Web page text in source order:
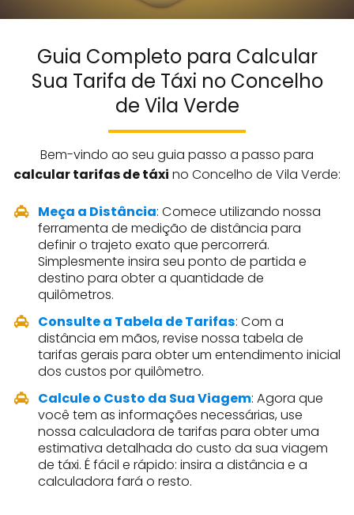
Guia Completo para Calcular
Sua Tarifa de Táxi no Concelho
de Vila Verde
Bem-vindo ao seu guia passo a passo para
calcular tarifas de táxi no Concelho de Vila Verde:
Meça a Distância: Comece utilizando nossa
ferramenta de medição de distância para
definir o trajeto exato que percorrerá.
Simplesmente insira seu ponto de partida e
destino para obter a quantidade de
quilômetros.
Consulte a Tabela de Tarifas: Com a
distância em mãos, revise nossa tabela de
tarifas gerais para obter um entendimento inicial
dos custos por quilômetro.
Calcule o Custo da Sua Viagem: Agora que
você tem as informações necessárias, use
nossa calculadora de tarifas para obter uma
estimativa detalhada do custo da sua viagem
de táxi. É fácil e rápido: insira a distância e a
calculadora fará o resto.